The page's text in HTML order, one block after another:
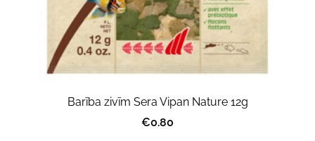
Barība zivīm Sera Vipan Nature 12g
€0.80